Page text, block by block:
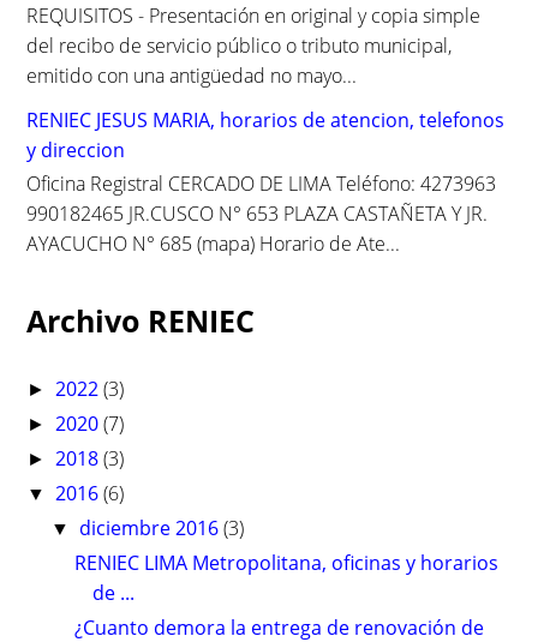
REQUISITOS - Presentación en original y copia simple
del recibo de servicio público o tributo municipal,
emitido con una antigüedad no mayo...
RENIEC JESUS MARIA, horarios de atencion, telefonos
y direccion
Oficina Registral CERCADO DE LIMA Teléfono: 4273963
990182465 JR.CUSCO N° 653 PLAZA CASTAÑETA Y JR.
AYACUCHO N° 685 (mapa) Horario de Ate...
Archivo RENIEC
► 2022(3)
► 2020(7)
► 2018(3)
▼ 2016(6)
▼ diciembre 2016(3)
RENIEC LIMA Metropolitana, oficinas y horarios
de ...
¿Cuanto demora la entrega de renovación de